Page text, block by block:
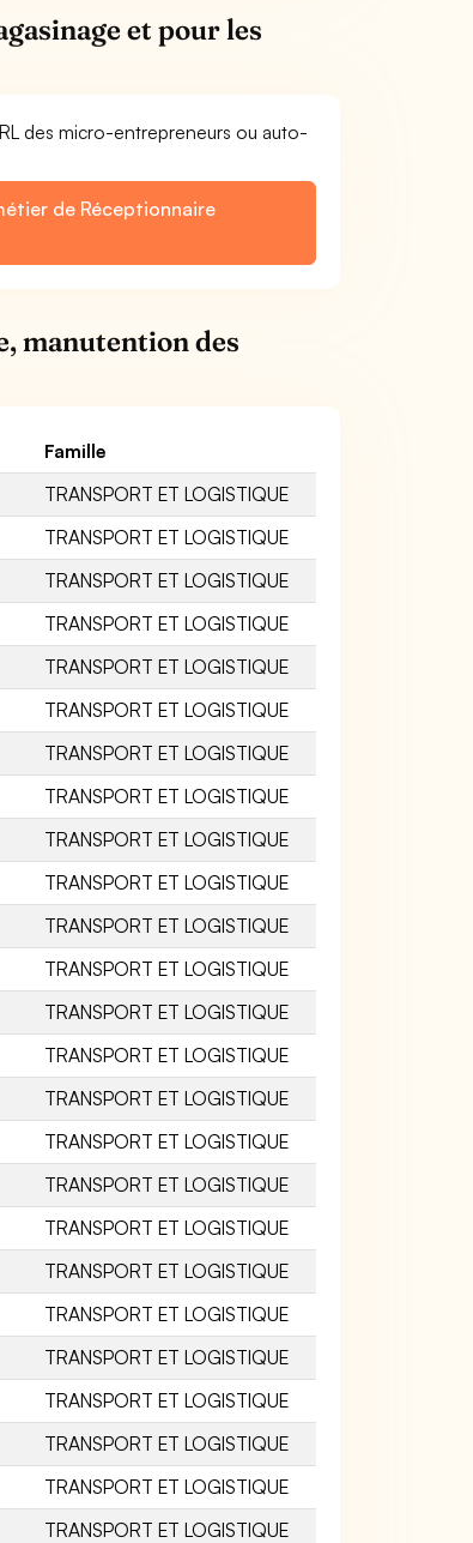
et pour les
des micro-entrepreneurs ou auto-
de Réceptionnaire
manutention des
Famille
TRANSPORT ET LOGISTIQUE
TRANSPORT ET LOGISTIQUE
TRANSPORT ET LOGISTIQUE
TRANSPORT ET LOGISTIQUE
TRANSPORT ET LOGISTIQUE
TRANSPORT ET LOGISTIQUE
TRANSPORT ET LOGISTIQUE
TRANSPORT ET LOGISTIQUE
TRANSPORT ET LOGISTIQUE
TRANSPORT ET LOGISTIQUE
TRANSPORT ET LOGISTIQUE
TRANSPORT ET LOGISTIQUE
TRANSPORT ET LOGISTIQUE
TRANSPORT ET LOGISTIQUE
TRANSPORT ET LOGISTIQUE
TRANSPORT ET LOGISTIQUE
TRANSPORT ET LOGISTIQUE
TRANSPORT ET LOGISTIQUE
TRANSPORT ET LOGISTIQUE
TRANSPORT ET LOGISTIQUE
TRANSPORT ET LOGISTIQUE
TRANSPORT ET LOGISTIQUE
TRANSPORT ET LOGISTIQUE
TRANSPORT ET LOGISTIQUE
TRANSPORT ET LOGISTIQUE